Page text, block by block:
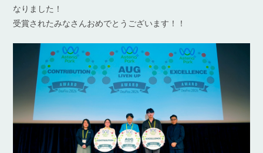
なりました！
受賞されたみなさんおめでとうございます！！